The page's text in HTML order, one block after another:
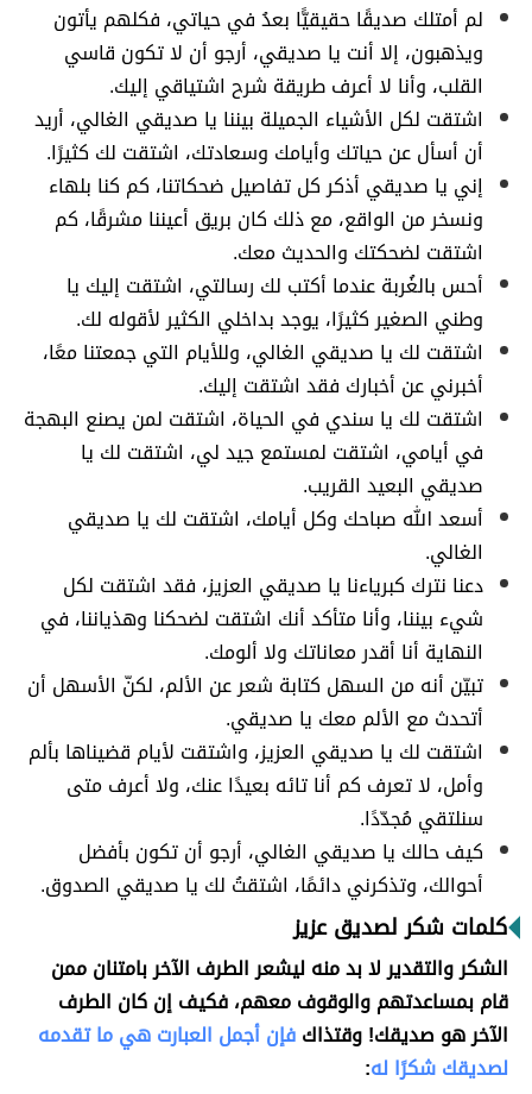
لم أمتلك صديقًا حقيقيًّا بعدُ في حياتي، فكلهم يأتون
ويذهبون، إلا أنت يا صديقي، أرجو أن لا تكون قاسي
القلب، وأنا لا أعرف طريقة شرح اشتياقي إليك.
اشتقت لكل الأشياء الجميلة بيننا يا صديقي الغالي، أريد
أن أسأل عن حياتك وأيامك وسعادتك، اشتقت لك كثيرًا.
إني يا صديقي أذكر كل تفاصيل ضحكاتنا، كم كنا بلهاء
ونسخر من الواقع، مع ذلك كان بريق أعيننا مشرقًا، كم
اشتقت لضحكتك والحديث معك.
أحس بالغُربة عندما أكتب لك رسالتي، اشتقت إليك يا
وطني الصغير كثيرًا، يوجد بداخلي الكثير لأقوله لك.
اشتقت لك يا صديقي الغالي، وللأيام التي جمعتنا معًا،
أخبرني عن أخبارك فقد اشتقت إليك.
اشتقت لك يا سندي في الحياة، اشتقت لمن يصنع البهجة
في أيامي، اشتقت لمستمع جيد لي، اشتقت لك يا
صديقي البعيد القريب.
أسعد الله صباحك وكل أيامك، اشتقت لك يا صديقي
الغالي.
دعنا نترك كبرياءنا يا صديقي العزيز، فقد اشتقت لكل
شيء بيننا، وأنا متأكد أنك اشتقت لضحكنا وهذياننا، في
النهاية أنا أقدر معاناتك ولا ألومك.
تبيّن أنه من السهل كتابة شعر عن الألم، لكنّ الأسهل أن
أتحدث مع الألم معك يا صديقي.
اشتقت لك يا صديقي العزيز، واشتقت لأيام قضيناها بألم
وأمل، لا تعرف كم أنا تائه بعيدًا عنك، ولا أعرف متى
سنلتقي مُجدّدًا.
كيف حالك يا صديقي الغالي، أرجو أن تكون بأفضل
أحوالك، وتذكرني دائمًا، اشتقتُ لك يا صديقي الصدوق.
كلمات شكر لصديق عزيز
الشكر والتقدير لا بد منه ليشعر الطرف الآخر بامتنان ممن
قام بمساعدتهم والوقوف معهم، فكيف إن كان الطرف
الآخر هو صديقك! وقتذاكفإن أجمل العبارت هي ما تقدمه
لصديقك شكرًا له: